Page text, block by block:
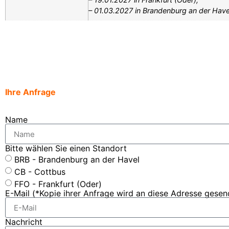
– 01.03.2027 in Brandenburg an der
Ihre Anfrage
Name
Bitte wählen Sie einen Standort
BRB - Brandenburg an der Havel
CB - Cottbus
FFO - Frankfurt (Oder)
E-Mail (*Kopie ihrer Anfrage wird an diese Adresse
Nachricht